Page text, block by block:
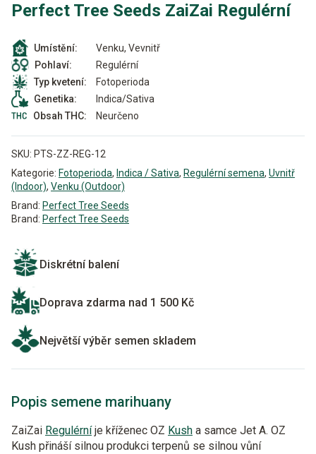
Perfect Tree Seeds ZaiZai Regulérní
Umístění:
Venku, Vevnitř
Pohlaví:
Regulérní
Typ kvetení:
Fotoperioda
Genetika:
Indica/Sativa
Obsah THC:
Neurčeno
SKU: PTS-ZZ-REG-12
Kategorie: Fotoperioda, Indica / Sativa, Regulérní semena, Uvnitř
(Indoor), Venku (Outdoor)
Brand: Perfect Tree Seeds
Brand: Perfect Tree Seeds
Diskrétní balení
Doprava zdarma nad 1 500 Kč
Největší výběr semen skladem
Popis semene marihuany
ZaiZai Regulérníje kříženec OZ Kush a samce Jet A. OZ
Kush přináší silnou produkci terpenů se silnou vůní